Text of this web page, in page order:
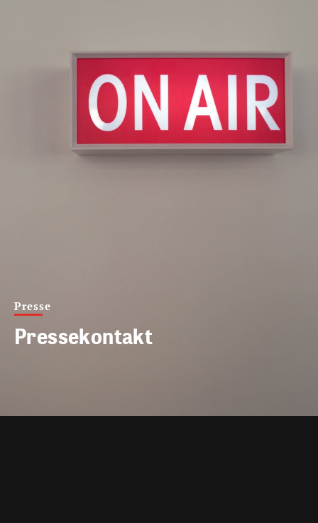
Presse
Pressekontakt